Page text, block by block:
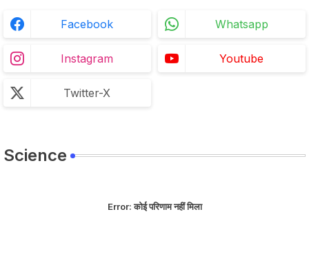
Facebook Whatsapp
Instagram Youtube
Twitter-X
Science
Error:कोई परिणाम नहीं मिला